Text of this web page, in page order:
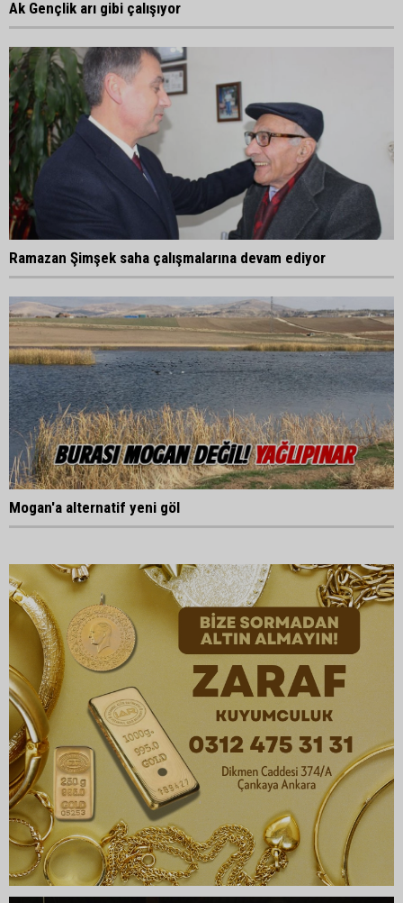
Ak Gençlik arı gibi çalışıyor
Ramazan Şimşek saha çalışmalarına devam ediyor
Mogan'a alternatif yeni göl